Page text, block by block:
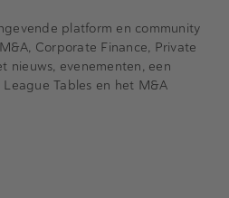
platform en community
Corporate Finance, Private
nieuws, evenementen, een
Tables en het M&A